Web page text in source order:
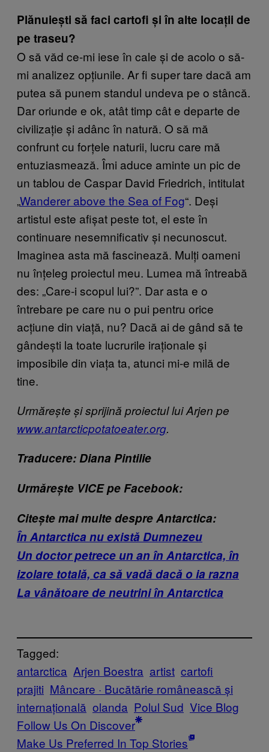
Plănuiești să faci cartofi și în alte locații de
pe traseu?
O să văd ce-mi iese în cale și de acolo o să-
mi analizez opțiunile. Ar fi super tare dacă am
putea să punem standul undeva pe o stâncă.
Dar oriunde e ok, atât timp cât e departe de
civilizație și adânc în natură. O să mă
confrunt cu forțele naturii, lucru care mă
entuziasmează. Îmi aduce aminte un pic de
un tablou de Caspar David Friedrich, intitulat
„Wanderer above the Sea of Fog“. Deși
artistul este afișat peste tot, el este în
continuare nesemnificativ și necunoscut.
Imaginea asta mă fascinează. Mulți oameni
nu înțeleg proiectul meu. Lumea mă întreabă
des: „Care-i scopul lui?”. Dar asta e o
întrebare pe care nu o pui pentru orice
acțiune din viață, nu? Dacă ai de gând să te
gândești la toate lucrurile iraționale și
imposibile din viața ta, atunci mi-e milă de
tine.
Urmărește și sprijină proiectul lui Arjen pe
www.antarcticpotatoeater.org.
Traducere: Diana Pintilie
Urmărește VICE pe Facebook:
Citește mai multe despre Antarctica:
În Antarctica nu există Dumnezeu
Un doctor petrece un an în Antarctica, în
izolare totală, ca să vadă dacă o ia razna
La vânătoare de neutrini în Antarctica
Tagged:
antarctica Arjen Boestra artist cartofi
prajiti Mâncare · Bucătărie românească și
internațională olanda Polul Sud Vice Blog
Follow Us On Discover
Make Us Preferred In Top Stories